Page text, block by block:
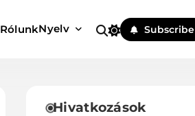
RólunkNyelv Subscribe
Hivatkozások